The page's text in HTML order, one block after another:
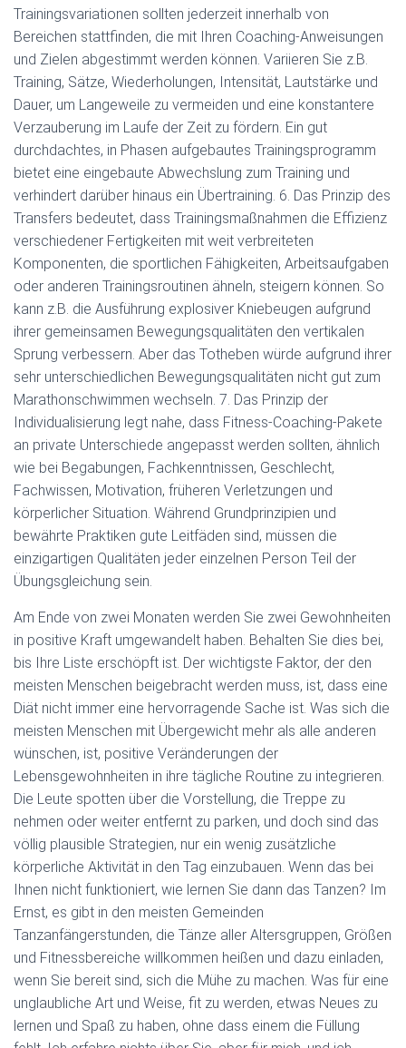
Trainingsvariationen sollten jederzeit innerhalb von
Bereichen stattfinden, die mit Ihren Coaching-Anweisungen
und Zielen abgestimmt werden können. Variieren Sie z.B.
Training, Sätze, Wiederholungen, Intensität, Lautstärke und
Dauer, um Langeweile zu vermeiden und eine konstantere
Verzauberung im Laufe der Zeit zu fördern. Ein gut
durchdachtes, in Phasen aufgebautes Trainingsprogramm
bietet eine eingebaute Abwechslung zum Training und
verhindert darüber hinaus ein Übertraining. 6. Das Prinzip des
Transfers bedeutet, dass Trainingsmaßnahmen die Effizienz
verschiedener Fertigkeiten mit weit verbreiteten
Komponenten, die sportlichen Fähigkeiten, Arbeitsaufgaben
oder anderen Trainingsroutinen ähneln, steigern können. So
kann z.B. die Ausführung explosiver Kniebeugen aufgrund
ihrer gemeinsamen Bewegungsqualitäten den vertikalen
Sprung verbessern. Aber das Totheben würde aufgrund ihrer
sehr unterschiedlichen Bewegungsqualitäten nicht gut zum
Marathonschwimmen wechseln. 7. Das Prinzip der
Individualisierung legt nahe, dass Fitness-Coaching-Pakete
an private Unterschiede angepasst werden sollten, ähnlich
wie bei Begabungen, Fachkenntnissen, Geschlecht,
Fachwissen, Motivation, früheren Verletzungen und
körperlicher Situation. Während Grundprinzipien und
bewährte Praktiken gute Leitfäden sind, müssen die
einzigartigen Qualitäten jeder einzelnen Person Teil der
Übungsgleichung sein.
Am Ende von zwei Monaten werden Sie zwei Gewohnheiten
in positive Kraft umgewandelt haben. Behalten Sie dies bei,
bis Ihre Liste erschöpft ist. Der wichtigste Faktor, der den
meisten Menschen beigebracht werden muss, ist, dass eine
Diät nicht immer eine hervorragende Sache ist. Was sich die
meisten Menschen mit Übergewicht mehr als alle anderen
wünschen, ist, positive Veränderungen der
Lebensgewohnheiten in ihre tägliche Routine zu integrieren.
Die Leute spotten über die Vorstellung, die Treppe zu
nehmen oder weiter entfernt zu parken, und doch sind das
völlig plausible Strategien, nur ein wenig zusätzliche
körperliche Aktivität in den Tag einzubauen. Wenn das bei
Ihnen nicht funktioniert, wie lernen Sie dann das Tanzen? Im
Ernst, es gibt in den meisten Gemeinden
Tanzanfängerstunden, die Tänze aller Altersgruppen, Größen
und Fitnessbereiche willkommen heißen und dazu einladen,
wenn Sie bereit sind, sich die Mühe zu machen. Was für eine
unglaubliche Art und Weise, fit zu werden, etwas Neues zu
lernen und Spaß zu haben, ohne dass einem die Füllung